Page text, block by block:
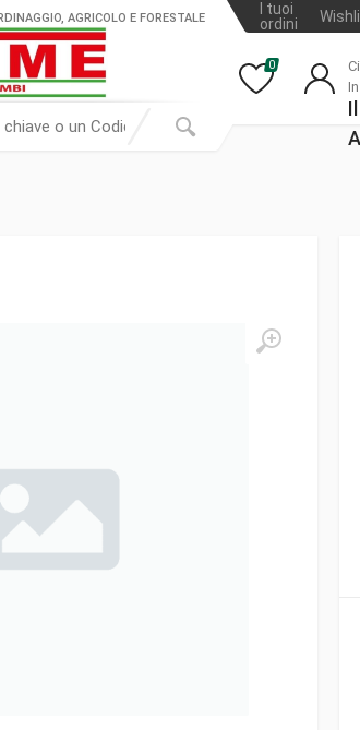
I tuoi
ordini
AGRICOLO E FORESTALE
0
In